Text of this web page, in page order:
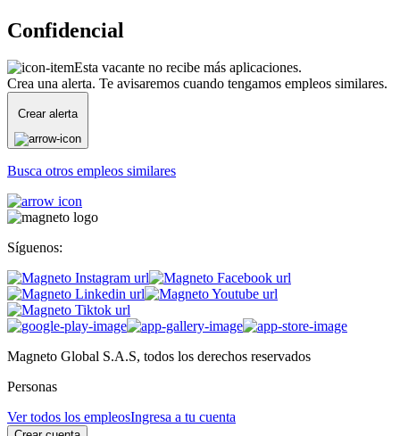
Confidencial
Esta vacante no recibe más aplicaciones.
Crea una alerta. Te avisaremos cuando tengamos empleos similares.
Crear alerta
Busca otros empleos similares
Síguenos:
Magneto Global S.A.S, todos los derechos reservados
Personas
Ver todos los empleosIngresa a tu cuenta